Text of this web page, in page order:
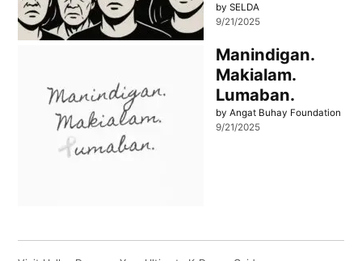
by SELDA
9/21/2025
Manindigan.
Makialam.
Lumaban.
by Angat Buhay Foundation
9/21/2025